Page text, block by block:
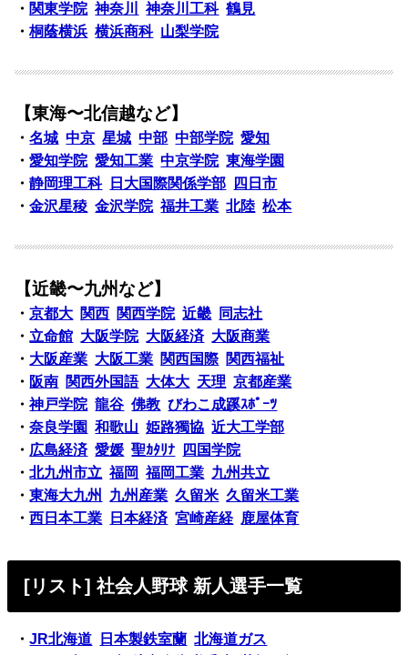
・ 関東学院 神奈川 神奈川工科 鶴見
・桐蔭横浜 横浜商科 山梨学院
【東海〜北信越など】
・名城 中京 星城 中部 中部学院 愛知
・愛知学院 愛知工業 中京学院 東海学園
・静岡理工科 日大国際関係学部
四日市
・金沢星稜 金沢学院 福井工業 北陸 松本
【近畿〜九州など】
・京都大 関西 関西学院 近畿
同志社
・ 立命館 大阪学院 大阪経済 大阪商業
・ 大阪産業 大阪工業 関西国際 関西福祉
・ 阪南 関西外国語 大体大 天理 京都産業
・神戸学院 龍谷 佛教 びわこ成蹊ｽﾎﾟｰﾂ
・奈良学園 和歌山 姫路獨協 近大工学部
・ 広島経済 愛媛 聖ｶﾀﾘﾅ
四国学院
・北九州市立 福岡 福岡工業 九州共立
・東海大九州 九州産業 久留米 久留米工業
・西日本工業 日本経済 宮崎産経 鹿屋体育
[リスト] 社会人野球 新人選手一覧
・JR北海道 日本製鉄室蘭 北海道ガス